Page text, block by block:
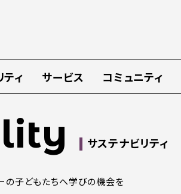
ィ サービス コミュニティ
サステナビリティ
の子どもたちへ学びの機会を